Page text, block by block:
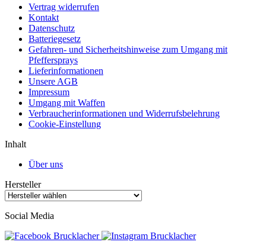
Vertrag widerrufen
Kontakt
Datenschutz
Batteriegesetz
Gefahren- und Sicherheitshinweise zum Umgang mit
Pfeffersprays
Lieferinformationen
Unsere AGB
Impressum
Umgang mit Waffen
Verbraucherinformationen und Widerrufsbelehrung
Cookie-Einstellung
Inhalt
Über uns
Hersteller
Social Media